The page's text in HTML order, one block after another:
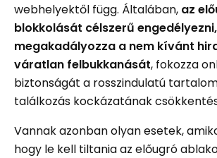
webhelyektől függ. Általában, az
blokkolását célszerű
megakadályozza a nem kívánt
váratlan felbukkanását, fokozza
biztonságát a rosszindulatú
találkozás kockázatának
Vannak azonban olyan esetek,
hogy le kell tiltania az előugró